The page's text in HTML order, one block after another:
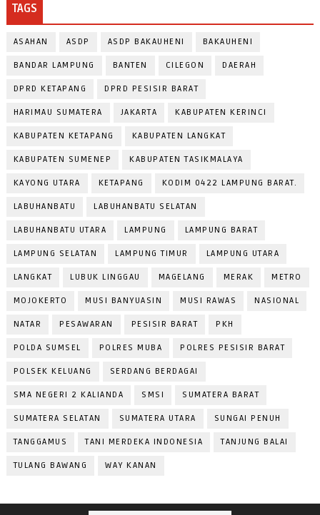
TAGS
ASAHAN ASDP ASDP BAKAUHENI BAKAUHENI
BANDAR LAMPUNG BANTEN CILEGON DAERAH
DPRD KETAPANG DPRD PESISIR BARAT
HARIMAU SUMATERA JAKARTA KABUPATEN KERINCI
KABUPATEN KETAPANG KABUPATEN LANGKAT
KABUPATEN SUMENEP KABUPATEN TASIKMALAYA
KAYONG UTARA KETAPANG KODIM 0422 LAMPUNG BARAT.
LABUHANBATU LABUHANBATU SELATAN
LABUHANBATU UTARA LAMPUNG LAMPUNG BARAT
LAMPUNG SELATAN LAMPUNG TIMUR LAMPUNG UTARA
LANGKAT LUBUK LINGGAU MAGELANG MERAK METRO
MOJOKERTO MUSI BANYUASIN MUSI RAWAS NASIONAL
NATAR PESAWARAN PESISIR BARAT PKH
POLDA SUMSEL POLRES MUBA POLRES PESISIR BARAT
POLSEK KELUANG SERDANG BERDAGAI
SMA NEGERI 2 KALIANDA SMSI SUMATERA BARAT
SUMATERA SELATAN SUMATERA UTARA SUNGAI PENUH
TANGGAMUS TANI MERDEKA INDONESIA TANJUNG BALAI
TULANG BAWANG WAY KANAN